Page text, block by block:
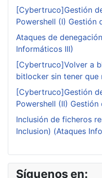
[Cybertruco]Gestión
Powershell (I) Gestión
Ataques de
Informáticos III)
[Cybertruco]Volver a
bitlocker sin tener que
[Cybertruco]Gestión
Powershell (II)
Inclusión de ficheros
Inclusion) (Ataques
Síguenos en: